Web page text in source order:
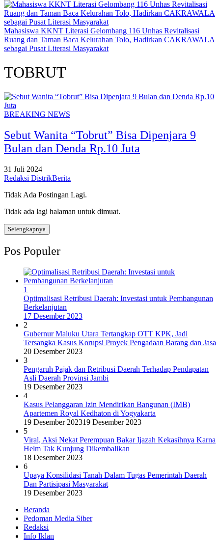
Mahasiswa KKNT Literasi Gelombang 116 Unhas Revitalisasi
Ruang dan Taman Baca Kelurahan Tolo, Hadirkan CAKRAWALA
sebagai Pusat Literasi Masyarakat
TOBRUT
BREAKING NEWS
Sebut Wanita “Tobrut” Bisa Dipenjara 9
Bulan dan Denda Rp.10 Juta
31 Juli 2024
Redaksi DistrikBerita
Tidak Ada Postingan Lagi.
Tidak ada lagi halaman untuk dimuat.
Selengkapnya
Pos Populer
1
Optimalisasi Retribusi Daerah: Investasi untuk Pembangunan
Berkelanjutan
17 Desember 2023
2
Gubernur Maluku Utara Tertangkap OTT KPK, Jadi
Tersangka Kasus Korupsi Proyek Pengadaan Barang dan Jasa
20 Desember 2023
3
Pengaruh Pajak dan Retribusi Daerah Terhadap Pendapatan
Asli Daerah Provinsi Jambi
19 Desember 2023
4
Kasus Pelanggaran Izin Mendirikan Bangunan (IMB)
Apartemen Royal Kedhaton di Yogyakarta
19 Desember 202319 Desember 2023
5
Viral, Aksi Nekat Perempuan Bakar Ijazah Kekasihnya Karna
Helm Tak Kunjung Dikembalikan
18 Desember 2023
6
Upaya Konsilidasi Tanah Dalam Tugas Pemerintah Daerah
Dan Partisipasi Masyarakat
19 Desember 2023
Beranda
Pedoman Media Siber
Redaksi
Info Iklan